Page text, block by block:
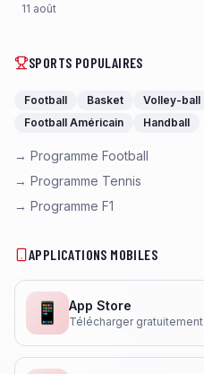
11 août
SPORTS POPULAIRES
Football Basket Volley-ball
Football Américain
Handball
→ Programme Football
→ Programme Tennis
→ Programme F1
APPLICATIONS MOBILES
📱 App Store
Télécharger gratuitement